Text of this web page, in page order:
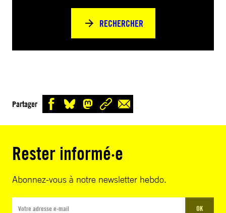
RECHERCHER
Partager
Rester informé·e
Abonnez-vous à notre newsletter hebdo.
OK